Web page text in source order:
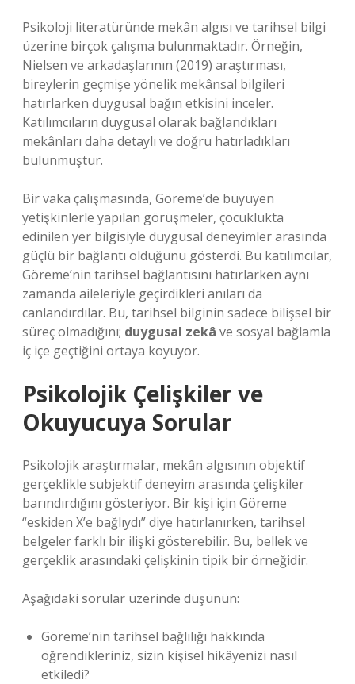
Psikoloji literatüründe mekân algısı ve tarihsel bilgi
üzerine birçok çalışma bulunmaktadır. Örneğin,
Nielsen ve arkadaşlarının (2019) araştırması,
bireylerin geçmişe yönelik mekânsal bilgileri
hatırlarken duygusal bağın etkisini inceler.
Katılımcıların duygusal olarak bağlandıkları
mekânları daha detaylı ve doğru hatırladıkları
bulunmuştur.
Bir vaka çalışmasında, Göreme’de büyüyen
yetişkinlerle yapılan görüşmeler, çocuklukta
edinilen yer bilgisiyle duygusal deneyimler arasında
güçlü bir bağlantı olduğunu gösterdi. Bu katılımcılar,
Göreme’nin tarihsel bağlantısını hatırlarken aynı
zamanda aileleriyle geçirdikleri anıları da
canlandırdılar. Bu, tarihsel bilginin sadece bilişsel bir
süreç olmadığını; duygusal zekâ ve sosyal bağlamla
iç içe geçtiğini ortaya koyuyor.
Psikolojik Çelişkiler ve
Okuyucuya Sorular
Psikolojik araştırmalar, mekân algısının objektif
gerçeklikle subjektif deneyim arasında çelişkiler
barındırdığını gösteriyor. Bir kişi için Göreme
“eskiden X’e bağlıydı” diye hatırlanırken, tarihsel
belgeler farklı bir ilişki gösterebilir. Bu, bellek ve
gerçeklik arasındaki çelişkinin tipik bir örneğidir.
Aşağıdaki sorular üzerinde düşünün:
Göreme’nin tarihsel bağlılığı hakkında
öğrendikleriniz, sizin kişisel hikâyenizi nasıl
etkiledi?